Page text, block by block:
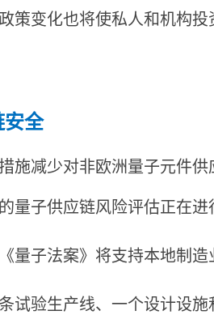
策变化也将使私人和机构投
全
施减少对非欧洲量子元件供
量子供应链风险评估正在进
量子法案》将支持本地制造
试验生产线、一个设计设